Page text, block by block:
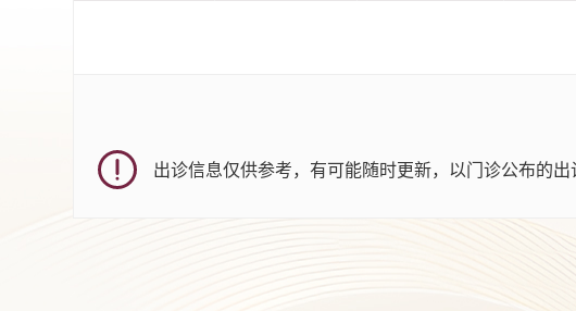
出诊信息仅供参考，有可能随时更新，以门诊公布的出